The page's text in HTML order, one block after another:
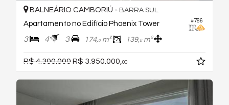
#786
BALNEÁRIO CAMBORIÚ - BARRA SUL
Apartamento no Edifício Phoenix Tower
3 4 3 174,0m² 139,0m²
R$ 4.300.000R$ 3.950.000, 00